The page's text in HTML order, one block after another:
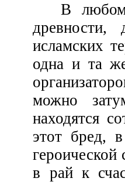
В любом
исламских
одна и та
можно
находятся
этот бред,
героической
в рай к